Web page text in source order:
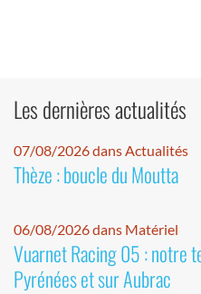
Les dernières actualités
07/08/2026 dans Actualités
Thèze : boucle du Moutta
06/08/2026 dans Matériel
Vuarnet Racing 05 : notre
Pyrénées et sur Aubrac